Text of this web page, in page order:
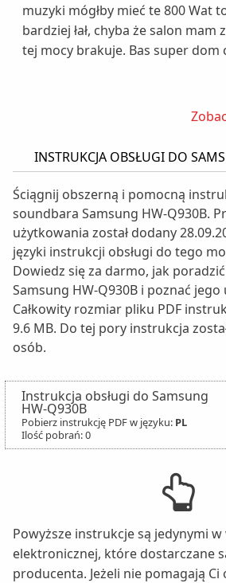
muzyki mógłby mieć te 800 Wat
bardziej łał, chyba że salon mam
tej mocy brakuje. Bas super dom
INSTRUKCJA OBSŁUGI DO
Ściągnij obszerną i pomocną
soundbara Samsung HW-Q930B.
użytkowania został dodany
języki instrukcji obsługi do tego
Dowiedz się za darmo, jak
Samsung HW-Q930B i poznać
Całkowity rozmiar pliku PDF
9.6 MB. Do tej pory instrukcja
osób.
Instrukcja obsługi do Samsung
HW-Q930B
Pobierz instrukcję PDF w języku: PL
Ilość pobrań: 0
Powyższe instrukcje są jedynymi w
elektronicznej, które dostarczane
producenta. Jeżeli nie pomagają